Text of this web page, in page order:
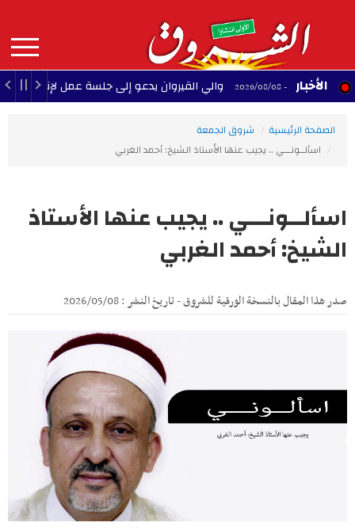
contenu
principal
MAIN
NAVIGATION الأخبار22:35 - 2026/08/08 والي القيروان يدعو إلى جلسة عمل لإنقاذ الشبيبة
الصفحة الرئيسية
شروق الجمعة
اسألــونـــي .. يجيب عنها الأستاذ الشيخ: أحمد الغربي
اسألــونـــي .. يجيب عنها الأستاذ
الشيخ: أحمد الغربي
صدر هذا المقال بالنسخة الورقية للشروق - تاريخ النشر : 2026/05/08